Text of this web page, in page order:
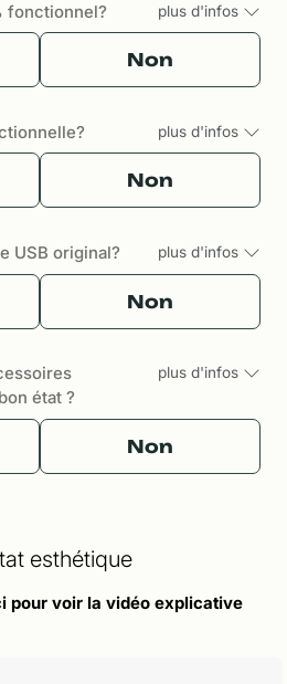
fonctionnel? plus d'infos
Non
plus d'infos
Non
USB original? plus d'infos
Non
état ?
plus d'infos
Non
esthétique
pour voir la vidéo explicative